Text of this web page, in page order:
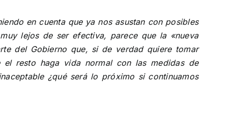
en cuenta que ya nos asustan con posibles
lejos de ser efectiva, parece que la «nueva
del Gobierno que, si de verdad quiere tomar
resto haga vida normal con las medidas de
¿qué será lo próximo si continuamos